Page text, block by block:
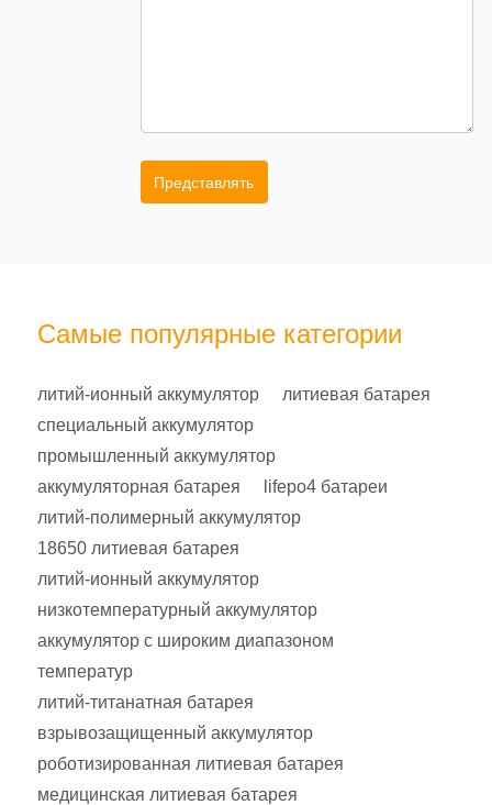
Представлять
Самые популярные категории
литий-ионный аккумулятор
литиевая батарея
специальный аккумулятор
промышленный аккумулятор
аккумуляторная батарея
lifepo4 батареи
литий-полимерный аккумулятор
18650 литиевая батарея
литий-ионный аккумулятор
низкотемпературный аккумулятор
аккумулятор с широким диапазоном
температур
литий-титанатная батарея
взрывозащищенный аккумулятор
роботизированная литиевая батарея
медицинская литиевая батарея